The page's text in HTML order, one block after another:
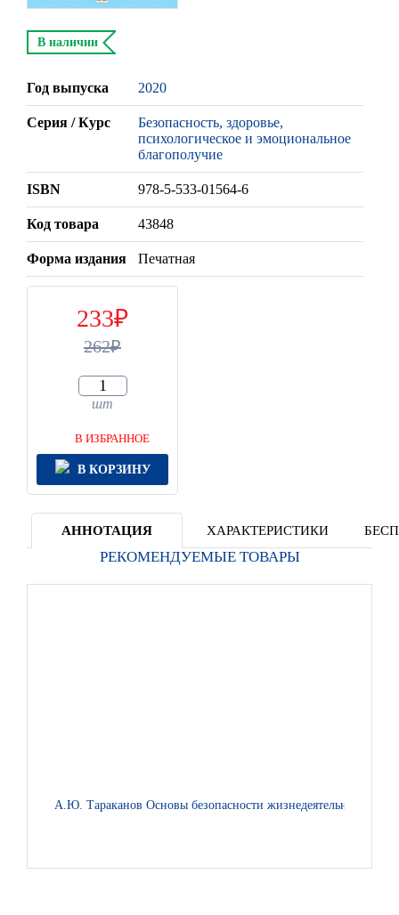
В наличии
Год выпуска 2020
Серия / Курс
Безопасность, здоровье,
психологическое и эмоциональное
благополучие
ISBN 978-5-533-01564-6
Код товара 43848
Форма издания Печатная
233
262
шт
В ИЗБРАННОЕ
В КОРЗИНУ
АННОТАЦИЯ ХАРАКТЕРИСТИКИ
РЕКОМЕНДУЕМЫЕ ТОВАРЫ
А.Ю. Тараканов Основы безопасности жизнедеятельности: